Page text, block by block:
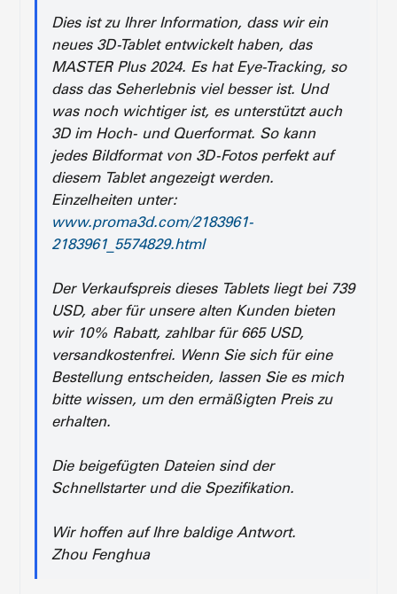
Dies ist zu Ihrer Information, dass wir ein
neues 3D-Tablet entwickelt haben, das
MASTER Plus 2024. Es hat Eye-Tracking, so
dass das Seherlebnis viel besser ist. Und
was noch wichtiger ist, es unterstützt auch
3D im Hoch- und Querformat. So kann
jedes Bildformat von 3D-Fotos perfekt auf
diesem Tablet angezeigt werden.
Einzelheiten unter:
www.proma3d.com/2183961-
2183961_5574829.html
Der Verkaufspreis dieses Tablets liegt bei 739
USD, aber für unsere alten Kunden bieten
wir 10% Rabatt, zahlbar für 665 USD,
versandkostenfrei. Wenn Sie sich für eine
Bestellung entscheiden, lassen Sie es mich
bitte wissen, um den ermäßigten Preis zu
erhalten.
Die beigefügten Dateien sind der
Schnellstarter und die Spezifikation.
Wir hoffen auf Ihre baldige Antwort.
Zhou Fenghua